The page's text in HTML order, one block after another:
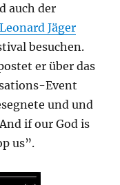
auch der
Jäger
besuchen.
er über das
Event
und und
if our God is
us”.